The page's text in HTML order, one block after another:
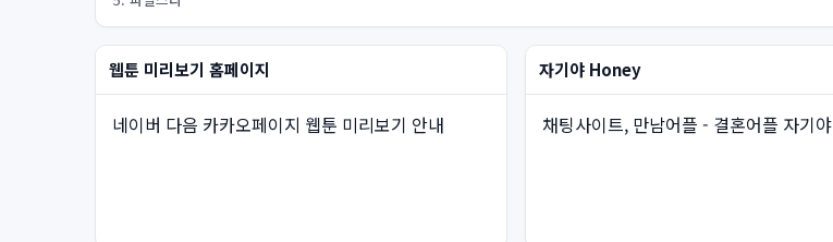
웹툰 미리보기 홈페이지
네이버 다음 카카오페이지 웹툰 미리보기 안내
자기야 Honey
채팅사이트, 만남어플 - 결혼어플 자기야